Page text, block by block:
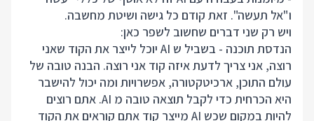
ו"אל תעשה". זאת קודם כל גישה ושיטת מחשבה.
ויש רק שני דברים שחשוב לשפר כאן:
הנדסת תוכנה - בשביל ש AI יוכל לייצר את הקוד שאני
רוצה, אני צריך לדעת איזה קוד אני רוצה. הבנה טובה של
עולם התוכן, ארכיטקטורה, אפשרויות ומה יכול להישבר
היא הכרחית כדי לקבל תוצאה טובה מ AI. אתם רוצים
להיות במקום שכש AI מייצר קוד אתם קוראים את הקוד